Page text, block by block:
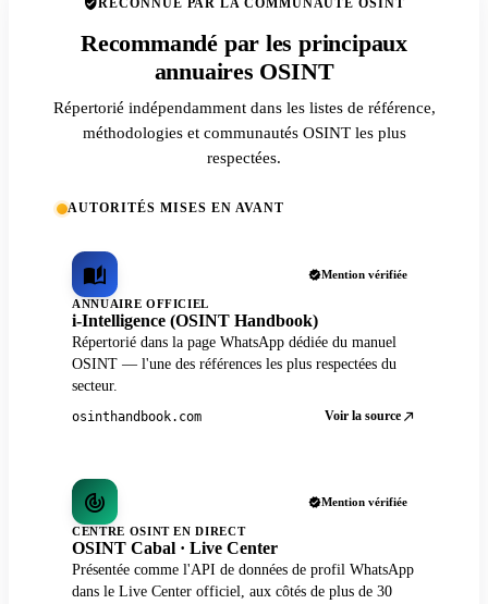
RECONNUE PAR LA COMMUNAUTÉ OSINT
Recommandé par les principaux
annuaires OSINT
Répertorié indépendamment dans les listes de référence,
méthodologies et communautés OSINT les plus
respectées.
AUTORITÉS MISES EN AVANT
Mention vérifiée
ANNUAIRE OFFICIEL
i-Intelligence (OSINT Handbook)
Répertorié dans la page WhatsApp dédiée du manuel
OSINT — l'une des références les plus respectées du
secteur.
osinthandbook.com Voir la source
Mention vérifiée
CENTRE OSINT EN DIRECT
OSINT Cabal · Live Center
Présentée comme l'API de données de profil WhatsApp
dans le Live Center officiel, aux côtés de plus de 30